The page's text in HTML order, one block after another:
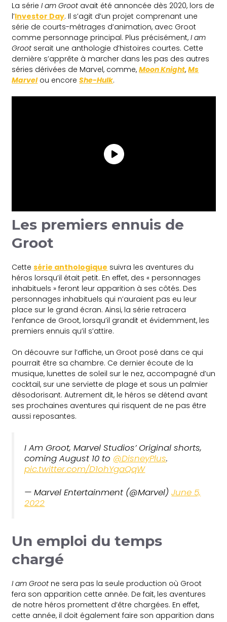
La sérieI am Groot avait été annoncée dès 2020, lors de
l’Investor Day. Il s’agit d’un projet comprenant une
série de courts-métrages d’animation, avec Groot
comme personnage principal. Plus précisément,I am
Groot serait une anthologie d’histoires courtes. Cette
dernière s’apprête à marcher dans les pas des autres
séries dérivées de Marvel, comme,Moon Knight,Ms
Marvelou encoreShe-Hulk.
Les premiers ennuis de
Groot
Cettesérie anthologique suivra les aventures du
héros lorsqu’il était petit. En effet, des « personnages
inhabituels » feront leur apparition à ses côtés. Des
personnages inhabituels qui n’auraient pas eu leur
place sur le grand écran. Ainsi, la série retracera
l’enfance de Groot, lorsqu’il grandit et évidemment, les
premiers ennuis qu’il s’attire.
On découvre sur l’affiche, un Groot posé dans ce qui
pourrait être sa chambre. Ce dernier écoute de la
musique, lunettes de soleil sur le nez, accompagné d’un
cocktail, sur une serviette de plage et sous un palmier
désodorisant. Autrement dit, le héros se détend avant
ses prochaines aventures qui risquent de ne pas être
aussi reposantes.
I Am Groot, Marvel Studios’ Original shorts,
coming August 10 to @DisneyPlus.
pic.twitter.com/D1ohYgaQqW
— Marvel Entertainment (@Marvel)June 5,
2022
Un emploi du temps
chargé
I am Groot ne sera pas la seule production où Groot
fera son apparition cette année. De fait, les aventures
de notre héros promettent d’être chargées. En effet,
cette année, il doit également faire son apparition dans